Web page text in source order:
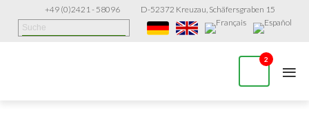
+49 (0)2421 - 58096 D-52372 Kreuzau, Schäfersgraben 15
2 ≡